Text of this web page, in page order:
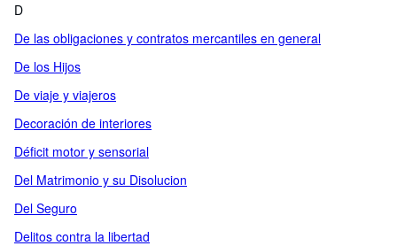
D
De las obligaciones y contratos mercantiles en general
De los Hijos
De viaje y viajeros
Decoración de interiores
Déficit motor y sensorial
Del Matrimonio y su Disolucion
Del Seguro
Delitos contra la libertad